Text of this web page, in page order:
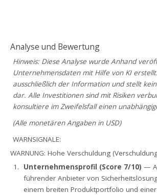
Analyse und Bewertung
Hinweis: Diese Analyse wurde Anhand
Unternehmensdaten mit Hilfe von KI
ausschließlich der Information und stellt
dar. Alle Investitionen sind mit Risiken
konsultiere im Zweifelsfall einen
(Alle monetären Angaben in USD)
WARNSIGNALE:
WARNUNG: Hohe Verschuldung
Unternehmensprofil (Score 7/10) —
führender Anbieter von
einem breiten Produktportfolio und